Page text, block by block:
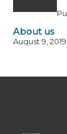
About us
August 9, 2019